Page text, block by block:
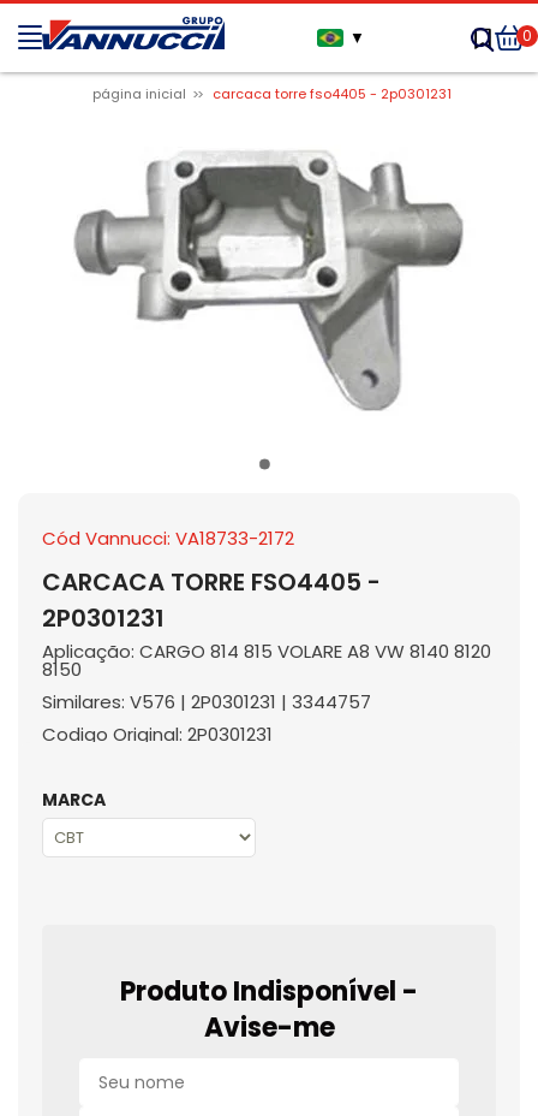
▼ 0
página inicial carcaca torre fso4405 - 2p0301231
Cód Vannucci: VA18733-2172
CARCACA TORRE FSO4405 -
2P0301231
Aplicação: CARGO 814 815 VOLARE A8 VW 8140 8120
8150
Similares: V576 | 2P0301231 | 3344757
Codigo Original: 2P0301231
MARCA
Produto Indisponível -
Avise-me